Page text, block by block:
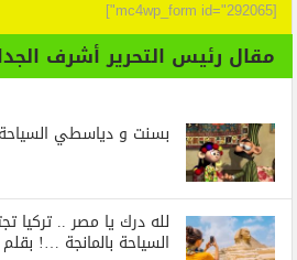
[mc4wp_form id="292065"]
مقال رئيس التحرير أشرف
بسنت و دياسطي
لله درك يا مصر .. تركيا
السياحة بالمانجة …!